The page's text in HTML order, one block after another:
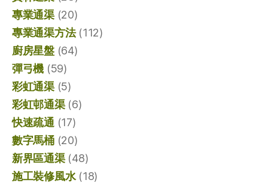
專業通渠(20)
專業通渠方法(112)
廚房星盤(64)
彈弓機 (59)
彩虹通渠(5)
彩虹邨通渠(6)
快速疏通 (17)
數字馬桶(20)
新界區通渠(48)
施工裝修風水(18)